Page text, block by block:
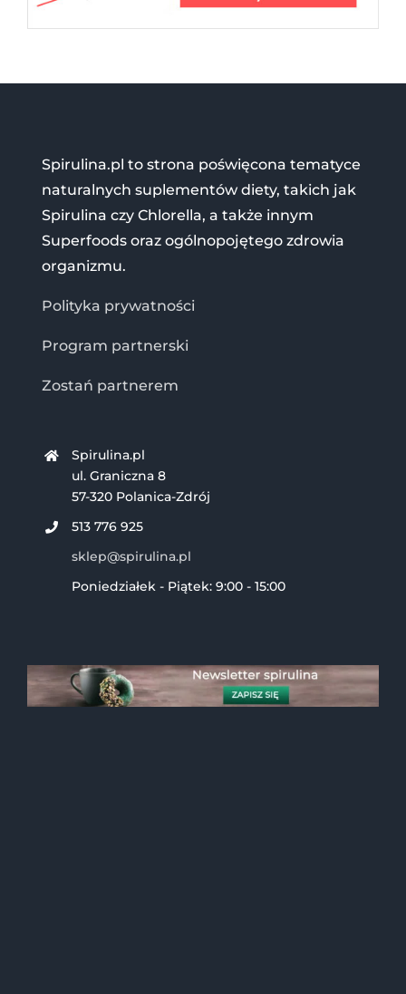
Spirulina.pl to strona poświęcona tematyce
naturalnych suplementów diety, takich jak
Spirulina czy Chlorella, a także innym
Superfoods oraz ogólnopojętego zdrowia
organizmu.
Polityka prywatności
Program partnerski
Zostań partnerem
Spirulina.pl
ul. Graniczna 8
57-320 Polanica-Zdrój
513 776 925
sklep@spirulina.pl
Poniedziałek - Piątek: 9:00 - 15:00